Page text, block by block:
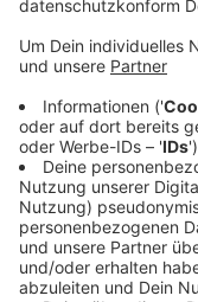
Zwei Polizisten
Lindenstraße ein
den Fahrer
und raste davon.
Wülfrath gefahren
Abbiegemanöver
Polizei. Auf dem